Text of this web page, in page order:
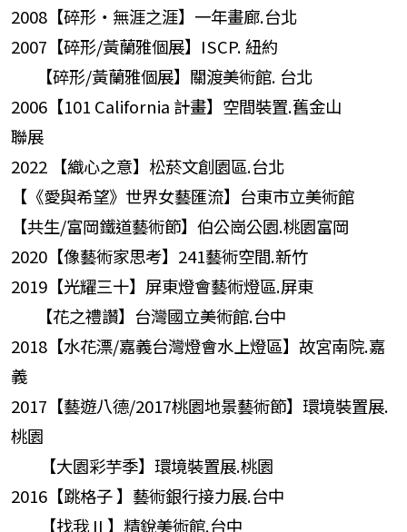
2008【碎形‧無涯之涯】一年畫廊.台北
2007【碎形/黃蘭雅個展】ISCP. 紐約
【碎形/黃蘭雅個展】關渡美術館. 台北
2006【101 California 計畫】空間裝置.舊金山
聯展
2022 【織心之意】松菸文創園區.台北
【《愛與希望》世界女藝匯流】台東市立美術館
【共生/富岡鐵道藝術節】伯公崗公園.桃園富岡
2020【像藝術家思考】241藝術空間.新竹
2019【光耀三十】屏東燈會藝術燈區.屏東
【花之禮讚】台灣國立美術館.台中
2018【水花漂/嘉義台灣燈會水上燈區】故宮南院.嘉
義
2017【藝遊八德/2017桃園地景藝術節】環境裝置展.
桃園
【大園彩芋季】環境裝置展.桃園
2016【跳格子 】藝術銀行接力展.台中
【找我 II 】精銳美術館.台中